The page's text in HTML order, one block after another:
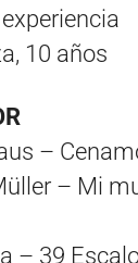
10 años
–
– Mi
– 39